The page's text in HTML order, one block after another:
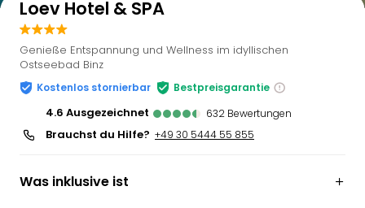
Loev Hotel & SPA
Genieße Entspannung und Wellness im idyllischen
Ostseebad Binz
Kostenlos stornierbar Bestpreisgarantie
4.6 ausgezeichnet 632 Bewertungen
Brauchst du Hilfe? +49 30 5444 55 855
Was inklusive ist